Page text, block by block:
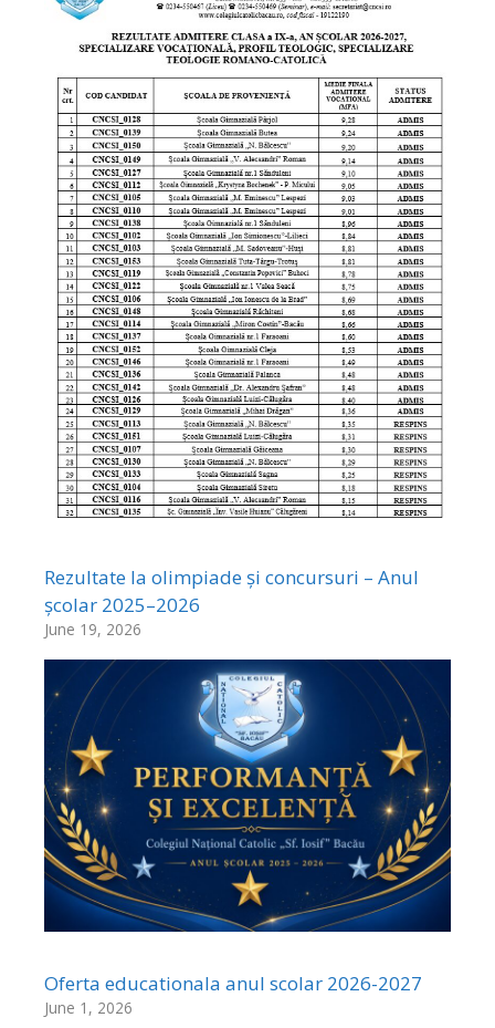
Rezultate la olimpiade și concursuri – Anul
școlar 2025–2026
June 19, 2026
Oferta educationala anul scolar 2026-2027
June 1, 2026